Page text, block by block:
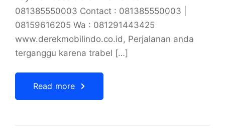
081385550003 Contact : 081385550003 |
08159616205 Wa : 081291443425
www.derekmobilindo.co.id, Perjalanan anda
terganggu karena trabel […]
Read more